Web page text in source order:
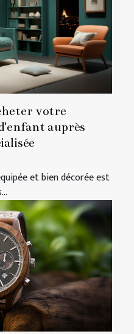
votre
auprès
et bien décorée est